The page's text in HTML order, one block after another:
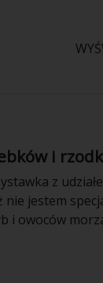
i
z
jestem
i owoców